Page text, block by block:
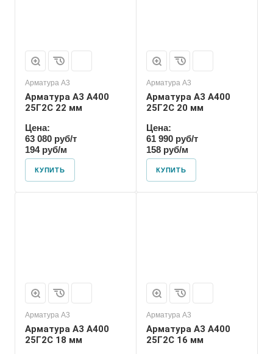
Арматура А3
Арматура А3 А400
25Г2С 22 мм
Цена:
63 080 руб/т
194 руб/м
КУПИТЬ
Арматура А3
Арматура А3 А400
25Г2С 20 мм
Цена:
61 990 руб/т
158 руб/м
КУПИТЬ
Арматура А3
Арматура А3 А400
25Г2С 18 мм
Арматура А3
Арматура А3 А400
25Г2С 16 мм